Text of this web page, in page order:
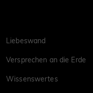
Liebeswand
Versprechen an die Erde
Wissenswertes